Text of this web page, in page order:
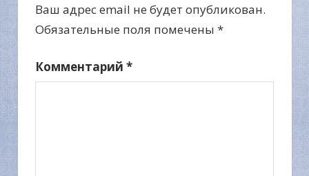
Ваш адрес email не будет опубликован.
Обязательные поля помечены *
Комментарий *